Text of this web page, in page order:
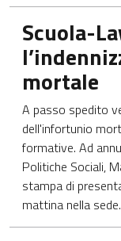
Scuola-
mortale
​A passo spedito
dell'infortunio
formative. Ad
Politiche Sociali,
stampa di
mattina nella